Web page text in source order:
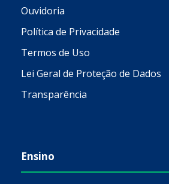
Ouvidoria
Política de Privacidade
Termos de Uso
Lei Geral de Proteção de Dados
Transparência
Ensino